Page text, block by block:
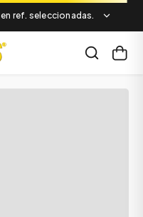
en ref. seleccionadas.